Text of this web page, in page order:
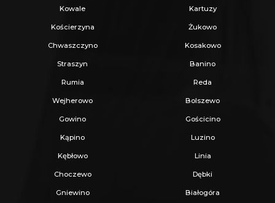
Kowale Kartuzy
Kościerzyna Żukowo
Chwaszczyno Kosakowo
Straszyn Banino
Rumia Reda
Wejherowo Bolszewo
Gowino Gościcino
Kąpino Luzino
Kębłowo Linia
Choczewo Dębki
Gniewino Białogóra